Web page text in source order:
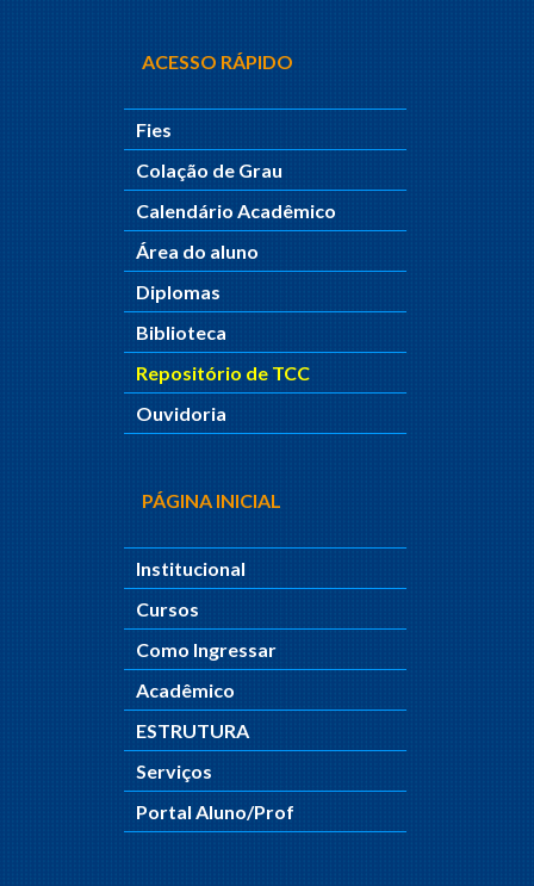
ACESSO RÁPIDO
Fies
Colação de Grau
Calendário Acadêmico
Área do aluno
Diplomas
Biblioteca
Repositório de TCC
Ouvidoria
PÁGINA INICIAL
Institucional
Cursos
Como Ingressar
Acadêmico
ESTRUTURA
Serviços
Portal Aluno/Prof